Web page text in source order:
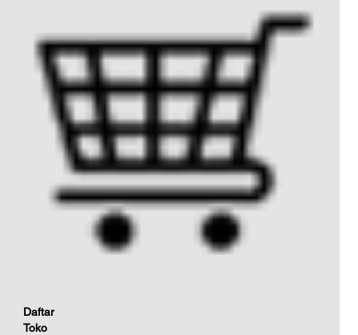
Daftar
Toko